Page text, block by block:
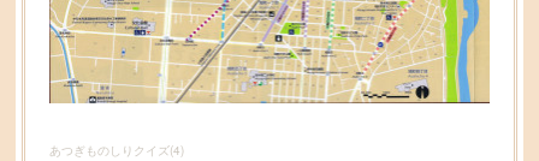
あつぎものしりクイズ(4)